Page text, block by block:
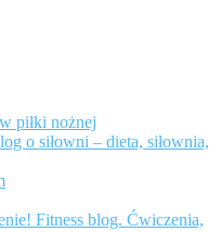
piłki nożnej
o siłowni – dieta, siłownia,
Fitness blog. Ćwiczenia,